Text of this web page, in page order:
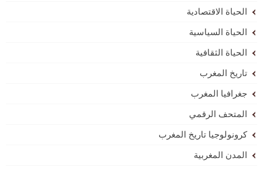
الحياة الاقتصادية
الحياة السياسية
الحياة الثقافية
تاريخ المغرب
جغرافيا المغرب
المتحف الرقمي
كرونولوجيا تاريخ المغرب
المدن المغربية